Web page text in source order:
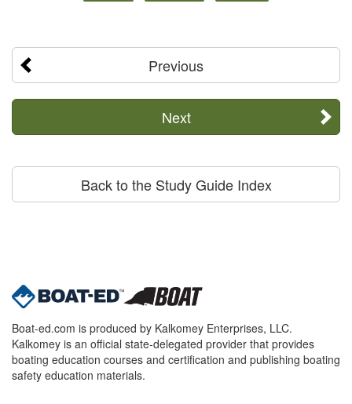
Previous
Next
Back to the Study Guide Index
Boat-ed.com is produced by Kalkomey Enterprises, LLC.
Kalkomey is an official state-delegated provider that provides
boating education courses and certification and publishing boating
safety education materials.